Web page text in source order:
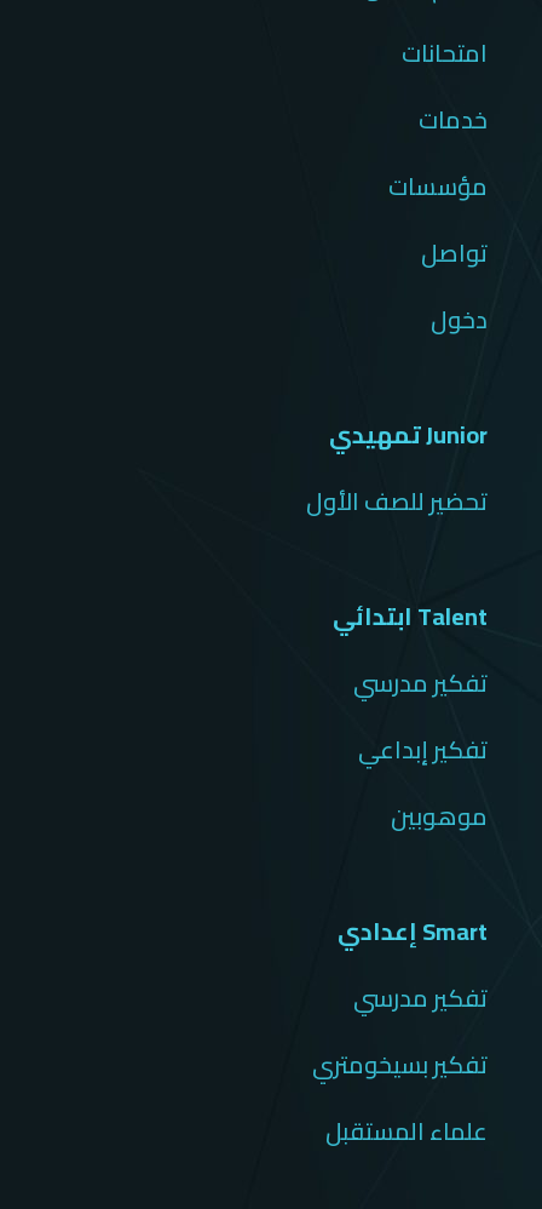
امتحانات
خدمات
مؤسسات
تواصل
دخول
Junior تمهيدي
تحضير للصف الأول
Talent ابتدائي
تفكير مدرسي
تفكير إبداعي
موهوبين
Smart إعدادي
تفكير مدرسي
تفكير بسيخومتري
علماء المستقبل